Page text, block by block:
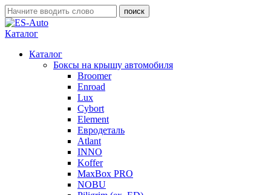
Каталог
Каталог
Боксы на крышу автомобиля
Broomer
Enroad
Lux
Cybort
Element
Евродеталь
Atlant
INNO
Koffer
MaxBox PRO
NOBU